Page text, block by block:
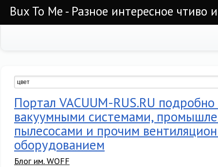
Bux To Me - Разное интересное чтиво
Портал VACUUM-RUS.RU
вакуумными системами,
пылесосами и прочим
оборудованием
Блог им. WOFF